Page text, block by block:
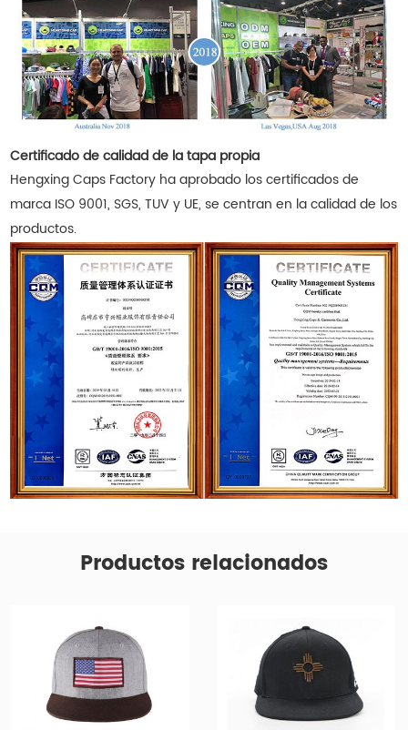
Certificado de calidad de la tapa propia
Hengxing Caps Factory ha aprobado los certificados de
marca ISO 9001, SGS, TUV y UE, se centran en la calidad de los
productos.
Productos relacionados